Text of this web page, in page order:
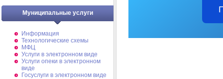
Муниципальные услуги
Информация
Технологические схемы
МФЦ
Услуги в электронном виде
Услуги опеки в электронном
виде
Госуслуги в электронном виде